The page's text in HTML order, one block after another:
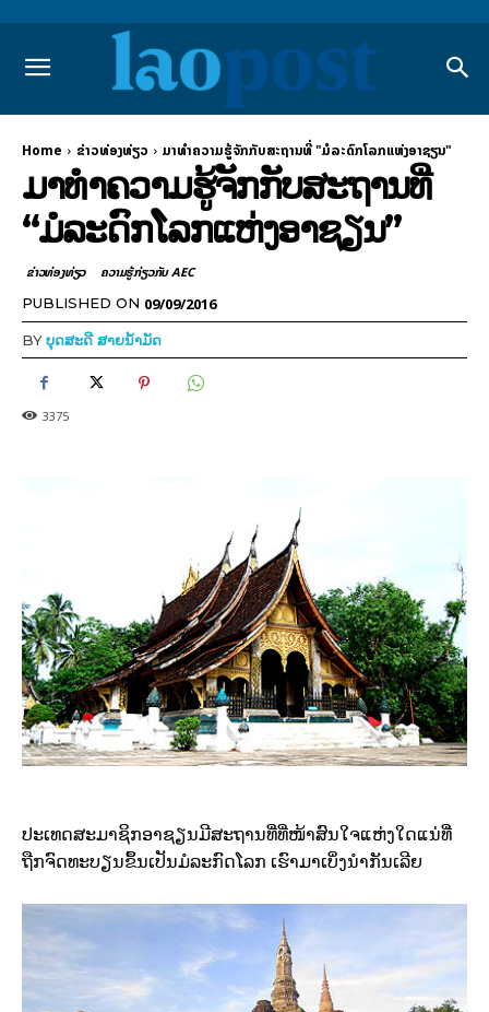
Home ​ຂ່າວທ່ອງທ່ຽວ ມາທຳຄວາມຮູ້ຈັກກັບສະຖານທີ່ "ມໍລະດົກໂລກແຫ່ງອາຊຽນ"
ມາທຳຄວາມຮູ້ຈັກກັບສະຖານທີ່
“ມໍລະດົກໂລກແຫ່ງອາຊຽນ”
​ຂ່າວທ່ອງທ່ຽວ ຄວາມຮູ້ກ່ຽວກັບ AEC
PUBLISHED ON 09/09/2016
BYບຸດສະດີ ສາຍນ້ຳມັດ
3375
ປະເທດສະມາຊິກອາຊຽນມີສະຖານທີ່ທີ່ໜ້າສົນໃຈແຫ່ງໃດແນ່ທີ່
ຖືກຈົດທະບຽນຂຶ້ນເປັນມໍລະກົດໂລກ ເຮົາມາເບິ່ງນຳກັນເລີຍ